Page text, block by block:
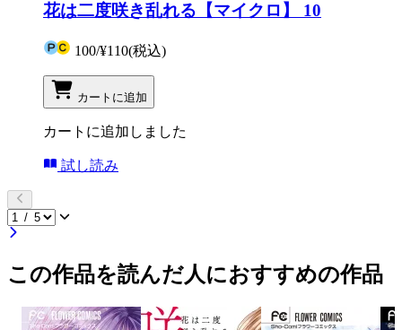
花は二度咲き乱れる【マイクロ】 10
100/¥110(税込)
カートに追加
カートに追加しました
試し読み
この作品を読んだ人におすすめの作品